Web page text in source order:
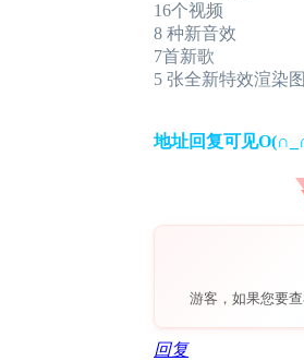
16个视频
8 种新音效
7首新歌
5 张全新特效渲染图
地址回复可见
游客，如果您要
回复